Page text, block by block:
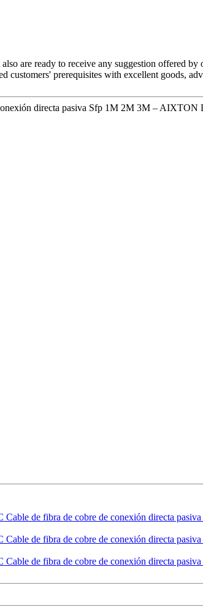
are ready to receive any suggestion offered by
customers' prerequisites with excellent goods,
directa pasiva Sfp 1M 2M 3M – AIXTON